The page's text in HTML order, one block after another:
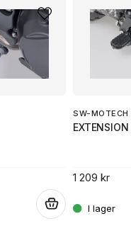
min fråga
SW-MOTECH
EXTENSION
1 209 kr